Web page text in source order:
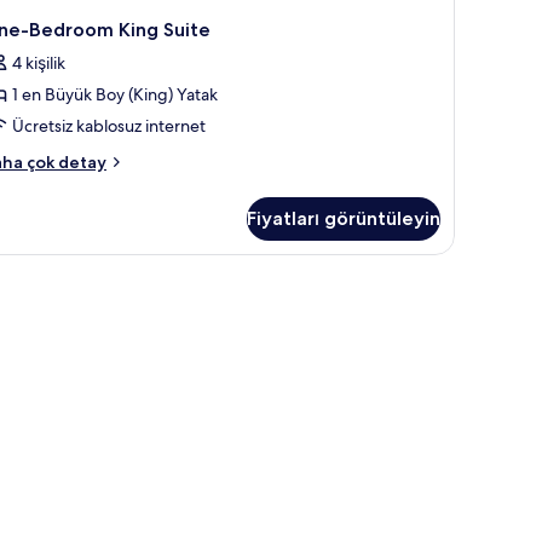
Bedroom King Suite
4 kişilik
1 en Büyük Boy (King) Yatak
Ücretsiz kablosuz internet
çok detay
Fiyatları görüntüleyin